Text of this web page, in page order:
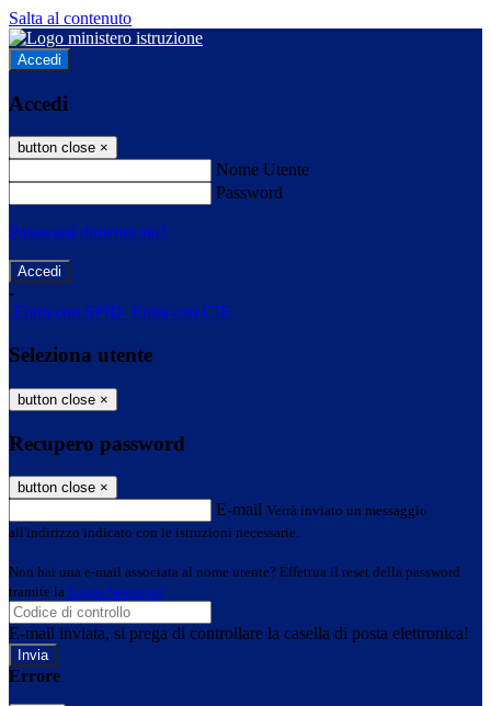
Salta al contenuto
Accedi
Accedi
button close ×
Nome Utente
Password
Password dimenticata?
-
Entra con SPID Entra con CIE
Seleziona utente
button close ×
Recupero password
button close ×
E-mail Verrà inviato un messaggio
all'indirizzo indicato con le istruzioni necessarie.
Non hai una e-mail associata al nome utente? Effettua il reset della password
tramite la Login Spaggiari
E-mail inviata, si prega di controllare la casella di posta elettronica!
Errore